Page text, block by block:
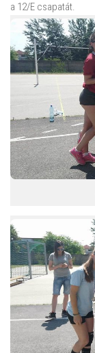
a 12/E csapatát.